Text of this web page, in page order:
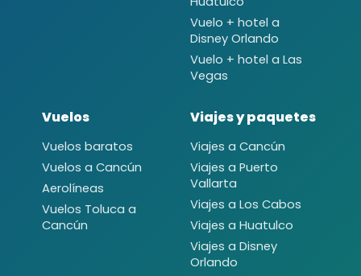
Vuelo + hotel a
Disney Orlando
Vuelo + hotel a Las
Vegas
Vuelos
Vuelos baratos
Vuelos a Cancún
Aerolíneas
Vuelos Toluca a
Cancún
Viajes y paquetes
Viajes a Cancún
Viajes a Puerto
Vallarta
Viajes a Los Cabos
Viajes a Huatulco
Viajes a Disney
Orlando